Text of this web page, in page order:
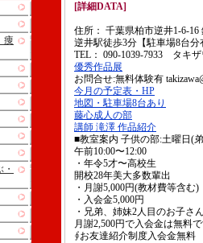
[詳細DATA]
住所： 千葉県柏市逆井1-6-16
逆井駅徒歩3分【駐車場8台分
TEL： 090-1039-7933 タキザ
優秀作品展
お問合せ:無料体験有
今月の予定表・HP
地図・駐車場8台あり
藤心成人の部
講師 滝澤 作品紹介
■教室案内 子供の部:土曜日(
午前10:00〜12:00
・年令5才〜高校生
開校28年美大多数輩出
・月謝5,000円(教材費等含む)
・入会金5,000円
・兄弟、姉妹2人目のお子さ
月謝2,500円で入会金は無料で
∮お友達紹介制度入会金無料